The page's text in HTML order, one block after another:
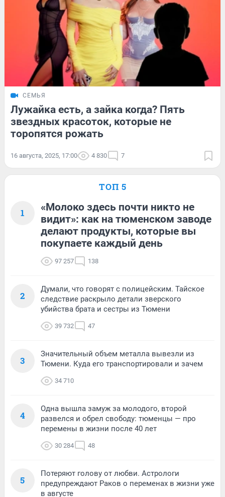
СЕМЬЯ
Лужайка есть, а зайка когда? Пять
звездных красоток, которые не
торопятся рожать
16 августа, 2025, 17:00 4 830 7
ТОП 5
1
«Молоко здесь почти никто не
видит»: как на тюменском заводе
делают продукты, которые вы
покупаете каждый день
97 257 138
2
Думали, что говорят с полицейским. Тайское
следствие раскрыло детали зверского
убийства брата и сестры из Тюмени
39 732 47
3
Значительный объем металла вывезли из
Тюмени. Куда его транспортировали и зачем
34 710
4
Одна вышла замуж за молодого, второй
развелся и обрел свободу: тюменцы — про
перемены в жизни после 40 лет
30 284 48
5
Потеряют голову от любви. Астрологи
предупреждают Раков о переменах в жизни уже
в августе